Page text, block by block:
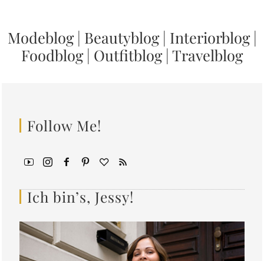
Modeblog| Beautyblog| Interiorblog|
Foodblog| Outfitblog| Travelblog
Follow Me!
Ich bin’s, Jessy!